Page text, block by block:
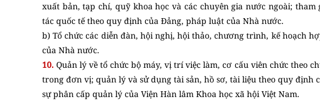
xuất bản, tạp chí, quỹ khoa học và các chuyên gia nước ngoài;
tác quốc tế theo quy định của Đảng, pháp luật của Nhà nước.
b) Tổ chức các diễn đàn, hội nghị, hội thảo, chương trình, kế hoạch
của Nhà nước.
10. Quản lý về tổ chức bộ máy, vị trí việc làm, cơ cấu viên chức theo
trong đơn vị; quản lý và sử dụng tài sản, hồ sơ, tài liệu theo quy định
sự phân cấp quản lý của Viện Hàn lâm Khoa học xã hội Việt Nam.